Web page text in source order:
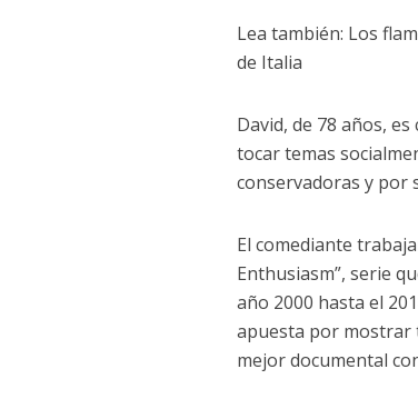
Lea también: Los
de Italia
David, de 78 años,
tocar temas
conservadoras y por
El comediante
Enthusiasm”, serie
año 2000 hasta el
apuesta por mostrar
mejor documental